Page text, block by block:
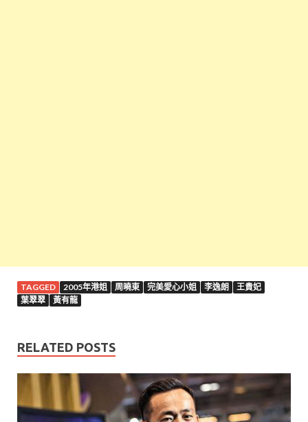
TAGGED 2005年港姐 周曉東 完美愛心小姐 李逸朗
王貴妃
葉翠翠
黃有龍
RELATED POSTS